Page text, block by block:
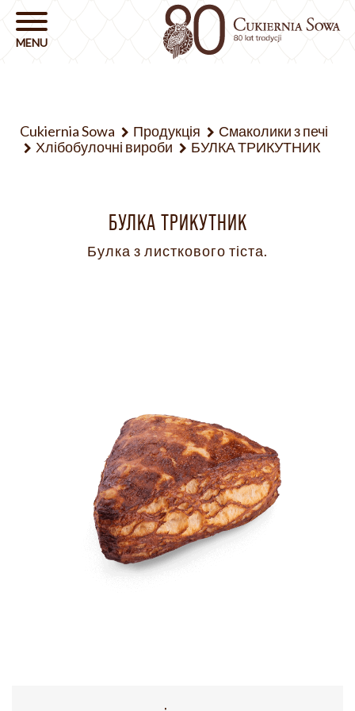
Cukiernia Sowa Продукція
Смаколики з печі
Хлібобулочні вироби
БУЛКА ТРИКУТНИК
БУЛКА ТРИКУТНИК
Булка з листкового тіста.